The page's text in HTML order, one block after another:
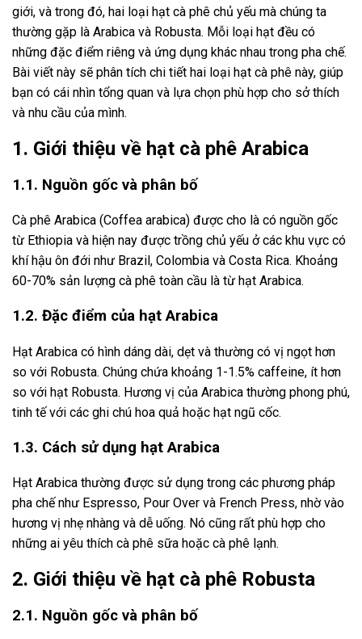
giới, và trong đó, hai loại hạt cà phê chủ yếu mà chúng ta
thường gặp là Arabica và Robusta. Mỗi loại hạt đều có
những đặc điểm riêng và ứng dụng khác nhau trong pha chế.
Bài viết này sẽ phân tích chi tiết hai loại hạt cà phê này, giúp
bạn có cái nhìn tổng quan và lựa chọn phù hợp cho sở thích
và nhu cầu của mình.
1. Giới thiệu về hạt cà phê Arabica
1.1. Nguồn gốc và phân bố
Cà phê Arabica (Coffea arabica) được cho là có nguồn gốc
từ Ethiopia và hiện nay được trồng chủ yếu ở các khu vực có
khí hậu ôn đới như Brazil, Colombia và Costa Rica. Khoảng
60-70% sản lượng cà phê toàn cầu là từ hạt Arabica.
1.2. Đặc điểm của hạt Arabica
Hạt Arabica có hình dáng dài, dẹt và thường có vị ngọt hơn
so với Robusta. Chúng chứa khoảng 1-1.5% caffeine, ít hơn
so với hạt Robusta. Hương vị của Arabica thường phong phú,
tinh tế với các ghi chú hoa quả hoặc hạt ngũ cốc.
1.3. Cách sử dụng hạt Arabica
Hạt Arabica thường được sử dụng trong các phương pháp
pha chế như Espresso, Pour Over và French Press, nhờ vào
hương vị nhẹ nhàng và dễ uống. Nó cũng rất phù hợp cho
những ai yêu thích cà phê sữa hoặc cà phê lạnh.
2. Giới thiệu về hạt cà phê Robusta
2.1. Nguồn gốc và phân bố